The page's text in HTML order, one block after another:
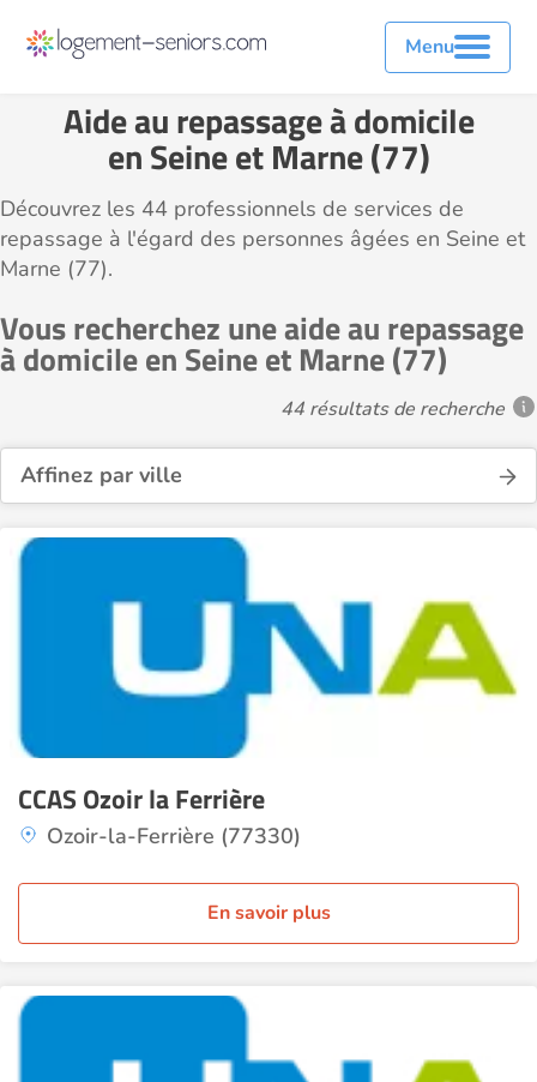
Menu
Aide au repassage à domicile
en Seine et Marne (77)
Découvrez les 44 professionnels de services de
repassage à l'égard des personnes âgées en Seine et
Marne (77).
Vous recherchez une aide au repassage
à domicile en Seine et Marne (77)
44 résultats de recherche
Affinez par ville
CCAS Ozoir la Ferrière
Ozoir-la-Ferrière (77330)
En savoir plus